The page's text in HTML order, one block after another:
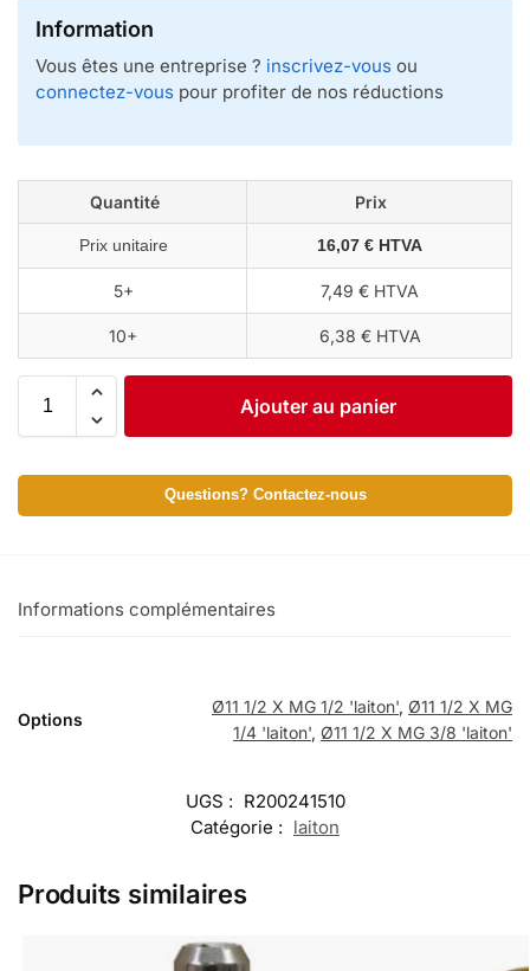
Information
Vous êtes une entreprise ? inscrivez-vous ou
connectez-vous pour profiter de nos réductions
Quantité Prix
Prix unitaire 16,07 € HTVA
5+ 7,49 € HTVA
10+ 6,38 € HTVA
Ajouter au panier
Questions? Contactez-nous
Informations complémentaires
Options
Ø11 1/2 X MG 1/2 'laiton', Ø11 1/2 X MG
1/4 'laiton', Ø11 1/2 X MG 3/8 'laiton'
UGS : R200241510
Catégorie : laiton
Produits similaires